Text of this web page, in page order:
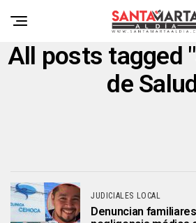
All posts tagged
de
JUDICIALES LOCAL
Denuncian